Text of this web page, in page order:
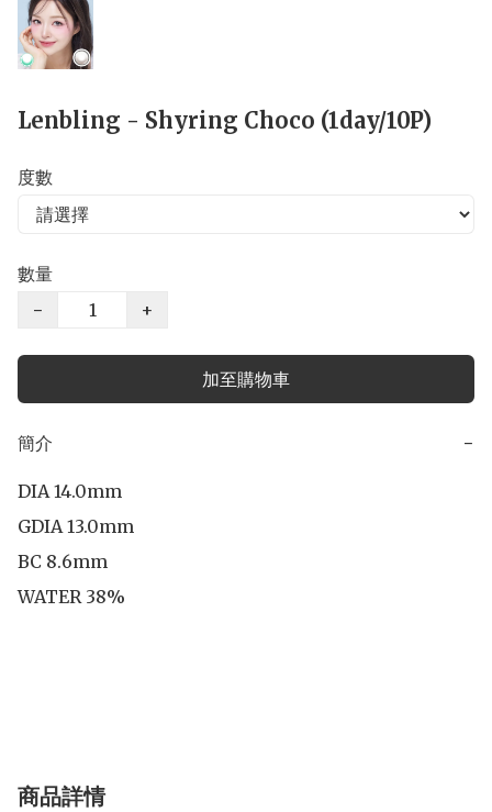
Lenbling - Shyring Choco (1day/10P)
度數
數量
−
+
加至購物車
簡介 −
DIA 14.0mm
GDIA 13.0mm
BC 8.6mm
WATER 38%
商品詳情